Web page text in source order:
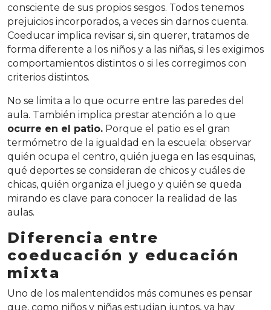
consciente de sus propios sesgos. Todos tenemos
prejuicios incorporados, a veces sin darnos cuenta.
Coeducar implica revisar si, sin querer, tratamos de
forma diferente a los niños y a las niñas, si les exigimos
comportamientos distintos o si les corregimos con
criterios distintos.
No se limita a lo que ocurre entre las paredes del
aula. También implica prestar atención a lo que
ocurre en el patio. Porque el patio es el gran
termómetro de la igualdad en la escuela: observar
quién ocupa el centro, quién juega en las esquinas,
qué deportes se consideran de chicos y cuáles de
chicas, quién organiza el juego y quién se queda
mirando es clave para conocer la realidad de las
aulas.
Diferencia entre
coeducación y educación
mixta
Uno de los malentendidos más comunes es pensar
que, como niños y niñas estudian juntos, ya hay